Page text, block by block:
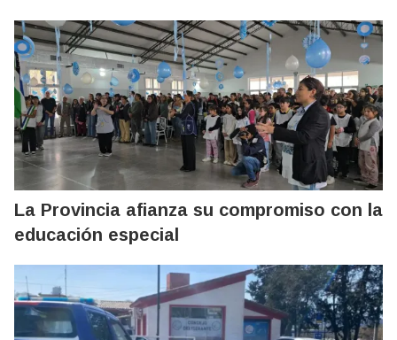
La Provincia afianza su compromiso con la
educación especial